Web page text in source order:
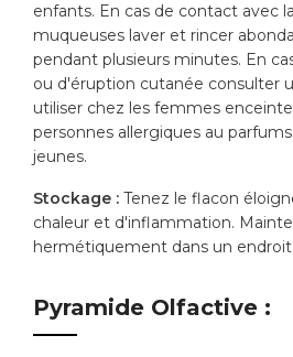
enfants. En cas de contact avec
muqueuses laver et rincer
pendant plusieurs minutes. En
ou d'éruption cutanée consulter
utiliser chez les femmes
personnes allergiques au
jeunes.
Stockage : Tenez le flacon
chaleur et d'inflammation.
hermétiquement dans un
Pyramide Olfactive :